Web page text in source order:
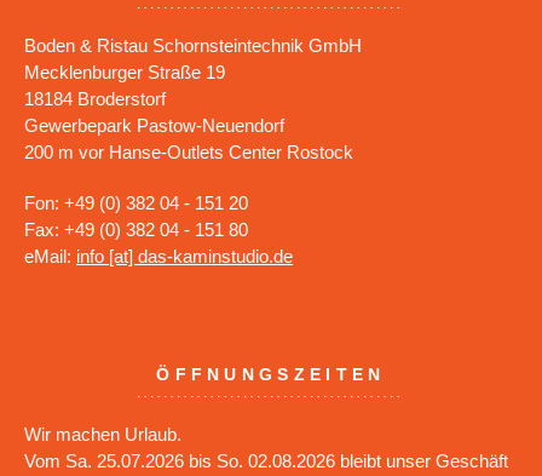
Boden & Ristau Schornsteintechnik GmbH
Mecklenburger Straße 19
18184 Broderstorf
Gewerbepark Pastow-Neuendorf
200 m vor Hanse-Outlets Center Rostock
Fon: +49 (0) 382 04 - 151 20
Fax: +49 (0) 382 04 - 151 80
eMail: info [at] das-kaminstudio.de
ÖFFNUNGSZEITEN
Wir machen Urlaub.
Vom Sa. 25.07.2026 bis So. 02.08.2026 bleibt unser Geschäft